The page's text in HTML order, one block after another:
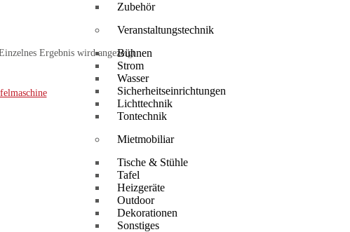
Zubehör
Veranstaltungstechnik
Bühnen
Strom
Wasser
Sicherheitseinrichtungen
Lichttechnik
Tontechnik
Mietmobiliar
Tische & Stühle
Tafel
Heizgeräte
Outdoor
Dekorationen
Sonstiges
Ergebnis wird angezeigt